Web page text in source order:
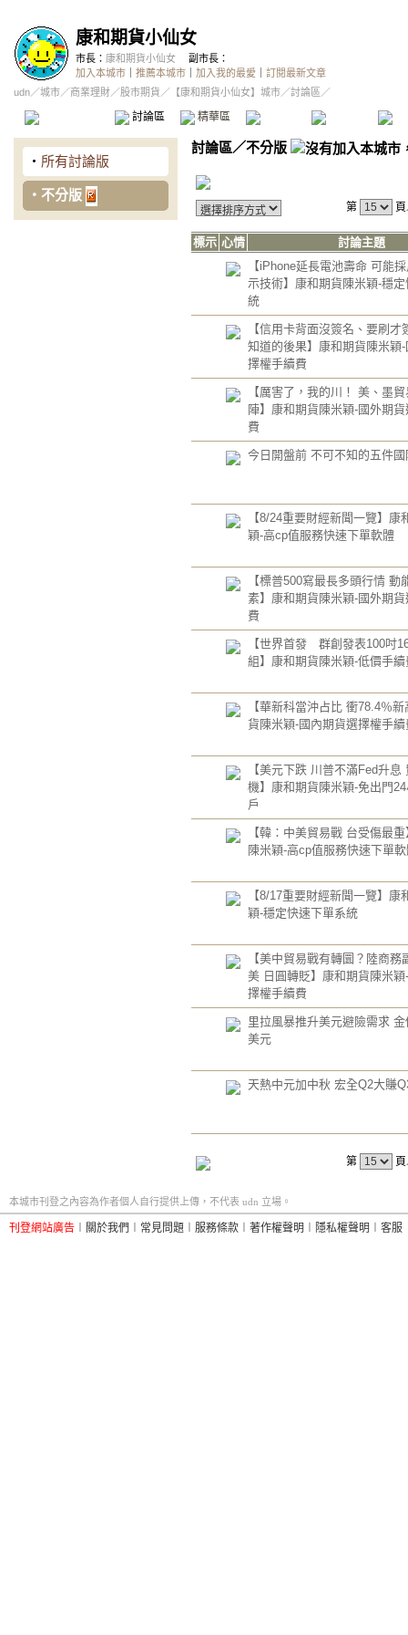
康和期貨小仙女
市長： 康和期貨小仙女
副市長：
加入本城市
推薦本城市 加入我的最愛
訂閱最新文章
udn／城市／商業理財／股市期貨 ／ 【康和期貨小仙女】城市／討論區／
討論區 精華區 投票區 影像館
‧ 所有討論版
‧ 不分版
討論區／不分版
第
標示 心情
討論主題
【iPhone延長電池壽命 可能
示技術】康和期貨陳米穎-穩
統
【信用卡背面沒簽名、要刷
知道的後果】康和期貨陳米穎
擇權手續費
【厲害了，我的川！ 美、墨
陣】康和期貨陳米穎-國外期
費
今日開盤前 不可不知的五件國
【8/24重要財經新聞一覽】康
穎-高cp值服務快速下單軟體
【標普500寫最長多頭行情 動
素】康和期貨陳米穎-國外期
費
【世界首發 群創發表100吋
組】康和期貨陳米穎-低價手
【華新科當沖占比 衝78.4％
貨陳米穎-國內期貨選擇權手續
【美元下跌 川普不滿Fed升息
機】康和期貨陳米穎-免出門
戶
【韓：中美貿易戰 台受傷最
陳米穎-高cp值服務快速下單
【8/17重要財經新聞一覽】康
穎-穩定快速下單系統
【美中貿易戰有轉圜？陸商務
美 日圓轉貶】康和期貨陳米
擇權手續費
里拉風暴推升美元避險需求
美元
天熱中元加中秋 宏全Q2大賺
第
本城市刊登之內容為作者個人自行提供上傳，不代表 udn 立場。
刊登網站廣告 關於我們 常見問題 服務條款 著作權聲明 隱私權聲明 客服